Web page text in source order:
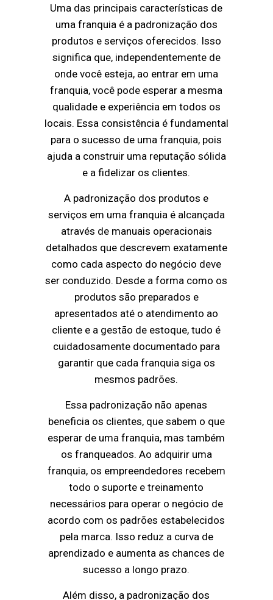
Uma das principais características de
uma franquia é a padronização dos
produtos e serviços oferecidos. Isso
significa que, independentemente de
onde você esteja, ao entrar em uma
franquia, você pode esperar a mesma
qualidade e experiência em todos os
locais. Essa consistência é fundamental
para o sucesso de uma franquia, pois
ajuda a construir uma reputação sólida
e a fidelizar os clientes.
A padronização dos produtos e
serviços em uma franquia é alcançada
através de manuais operacionais
detalhados que descrevem exatamente
como cada aspecto do negócio deve
ser conduzido. Desde a forma como os
produtos são preparados e
apresentados até o atendimento ao
cliente e a gestão de estoque, tudo é
cuidadosamente documentado para
garantir que cada franquia siga os
mesmos padrões.
Essa padronização não apenas
beneficia os clientes, que sabem o que
esperar de uma franquia, mas também
os franqueados. Ao adquirir uma
franquia, os empreendedores recebem
todo o suporte e treinamento
necessários para operar o negócio de
acordo com os padrões estabelecidos
pela marca. Isso reduz a curva de
aprendizado e aumenta as chances de
sucesso a longo prazo.
Além disso, a padronização dos